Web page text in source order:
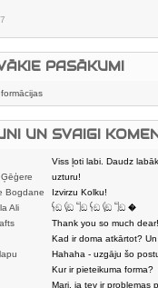
7
PASĀKUMI
UN SVAIGI
Viss ļoti labi. Daudz
karstmaizīšu
uzturu!
Bogdane
Izvirzu Kolku!
Ali
𓌜ඞ 𓌱ඞ 𓌏ඞ 𓌜ඞ 𓌱ඞ 𓌏ඞ �
Thank you so much
nice day
Kad ir doma atkārtot?
aptuvenā dalī
Hahaha - uzgāju šo
sasmējos. Četr
Kur ir pieteikuma forma?
Mari, ja tev ir problemas